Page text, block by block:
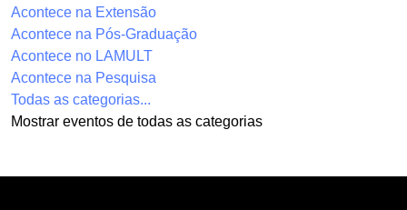
Acontece na Extensão
Acontece na Pós-Graduação
Acontece no LAMULT
Acontece na Pesquisa
Todas as categorias...
Mostrar eventos de todas as categorias